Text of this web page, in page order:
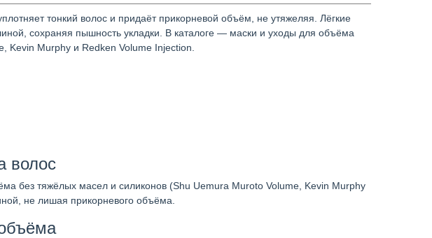
тонкий волос и придаёт прикорневой объём, не утяжеляя. Лёгкие
сохраняя пышность укладки. В каталоге — маски и уходы для объёма
Kevin Murphy и Redken Volume Injection.
волос
без тяжёлых масел и силиконов (Shu Uemura Muroto Volume, Kevin Murphy
не лишая прикорневого объёма.